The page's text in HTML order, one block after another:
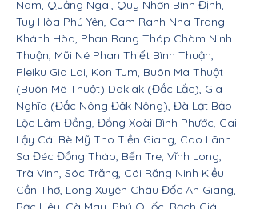
Nam, Quảng Ngãi, Quy Nhơn Bình Định,
Tuy Hòa Phú Yên, Cam Ranh Nha Trang
Khánh Hòa, Phan Rang Tháp Chàm Ninh
Thuận, Mũi Né Phan Thiết Bình Thuận,
Pleiku Gia Lai, Kon Tum, Buôn Ma Thuột
(Buôn Mê Thuột) Daklak (Đắc Lắc), Gia
Nghĩa (Đắc Nông Đăk Nông), Đà Lạt Bảo
Lộc Lâm Đồng, Đồng Xoài Bình Phước, Cai
Lậy Cái Bè Mỹ Tho Tiền Giang, Cao Lãnh
Sa Đéc Đồng Tháp, Bến Tre, Vĩnh Long,
Trà Vinh, Sóc Trăng, Cái Răng Ninh Kiều
Cần Thơ, Long Xuyên Châu Đốc An Giang,